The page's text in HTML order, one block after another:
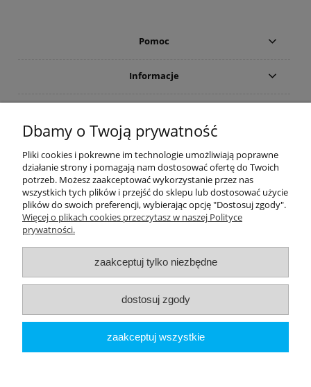
Pomoc
Informacje
PRODUCENCI
Popularne kategorie
Dive Factory 24-aleja 29 Listopada 165-
woj. małopolskie - NIP 9452184931
tel.12 418 39 59-sklep@divefactory24.pl
pokaż pełną wersję strony
Sklep internetowy Shoper.pl
Dbamy o Twoją prywatność
Pliki cookies i pokrewne im technologie umożliwiają poprawne
działanie strony i pomagają nam dostosować ofertę do Twoich
potrzeb. Możesz zaakceptować wykorzystanie przez nas
wszystkich tych plików i przejść do sklepu lub dostosować użycie
plików do swoich preferencji, wybierając opcję "Dostosuj zgody".
Więcej o plikach cookies przeczytasz w naszej Polityce
prywatności.
zaakceptuj tylko niezbędne
dostosuj zgody
zaakceptuj wszystkie